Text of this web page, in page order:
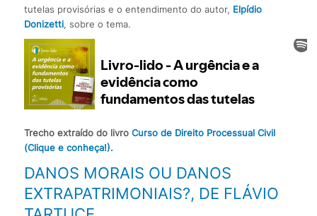
tutelas provisórias e o entendimento do autor, Elpídio
Donizetti, sobre o tema.
Trecho extraído do livro Curso de Direito Processual Civil
(Clique e conheça!).
DANOS MORAIS OU DANOS
EXTRAPATRIMONIAIS?, DE FLÁVIO